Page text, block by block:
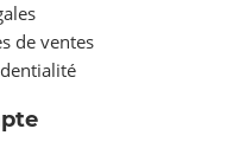
de ventes